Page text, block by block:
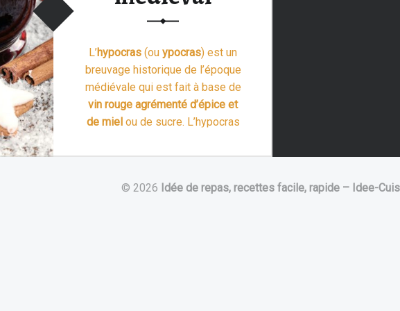
L’hypocras (ou ypocras) est un
breuvage historique de l’époque
médiévale qui est fait à base de
vin rouge agrémenté d’épice et
de mielou de sucre. L’hypocras
de vin miellé.
hypocrasest …Lire la suite > “Hypocras : Recette du vin rouge médiéval”
© 2026 Idée de repas, recettes facile, rapide – Idee-